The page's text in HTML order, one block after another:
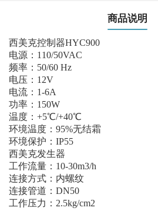
商品说明
西美克控制器HYC900
电源：110/50VAC
频率：50/60 Hz
电压：12V
电流：1-6A
功率：150W
温度：+5℃/+40℃
环境温度：95%无结霜
环境保护：IP55
西美克发生器
工作流量：10-30m3/h
连接方式：内螺纹
连接管道：DN50
工作压力：2.5kg/cm2